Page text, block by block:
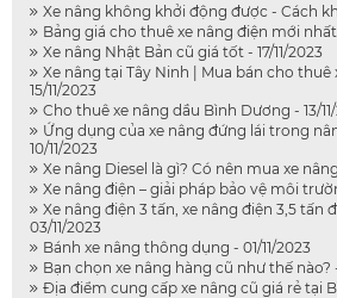
Xe nâng không khởi động được - Cách
Bảng giá cho thuê xe nâng điện mới nhất
Xe nâng Nhật Bản cũ giá tốt - 17/11/2023
Xe nâng tại Tây Ninh | Mua bán cho thuê
15/11/2023
Cho thuê xe nâng dầu Bình Dương - 13/
Ứng dụng của xe nâng đứng lái trong
10/11/2023
Xe nâng Diesel là gì? Có nên mua xe
Xe nâng điện – giải pháp bảo vệ môi
Xe nâng điện 3 tấn, xe nâng điện 3,5 tấn
03/11/2023
Bánh xe nâng thông dụng - 01/11/2023
Bạn chọn xe nâng hàng cũ như thế nào?
Địa điểm cung cấp xe nâng cũ giá rẻ tại